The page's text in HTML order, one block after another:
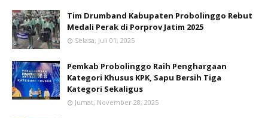
Tim Drumband Kabupaten Probolinggo Rebut
Medali Perak di Porprov Jatim 2025
Selasa, Juli 01, 2025
Pemkab Probolinggo Raih Penghargaan
Kategori Khusus KPK, Sapu Bersih Tiga
Kategori Sekaligus
Jumat, November 28, 2025